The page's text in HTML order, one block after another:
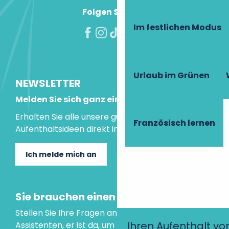
Im festlichen Modus
Urlaub im Grünen
Französisch lernen
Ihren Aufenthalt
Folgen Sie uns!
NEWSLETTER
Melden Sie sich ganz einfach an!
Erhalten Sie alle unsere guten Tipps und
Aufenthaltsideen direkt in Ihre Mailbox.
Ich melde mich an
Sie brauchen einen Rat?
Stellen Sie Ihre Fragen an unseren virtuellen
Assistenten, er ist da, um Ihnen zu helfen.